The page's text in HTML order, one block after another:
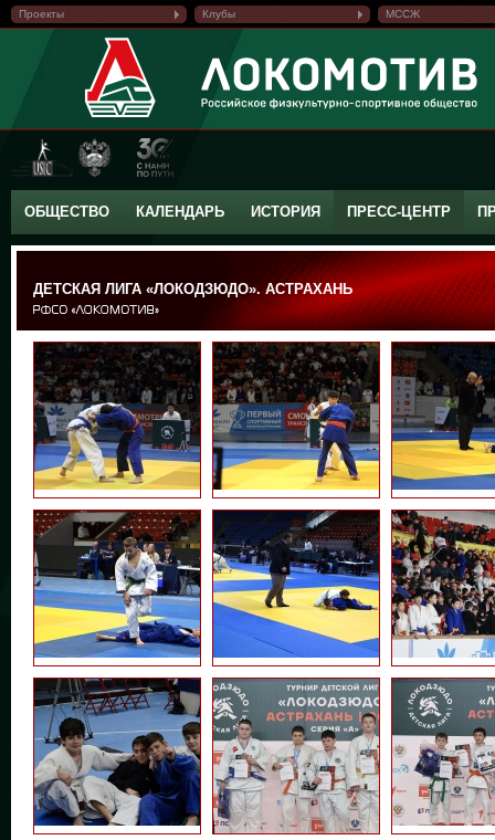
Проекты Клубы МССЖ
ОБЩЕСТВО КАЛЕНДАРЬ ИСТОРИЯ ПРЕСС-ЦЕНТР
ДЕТСКАЯ ЛИГА «ЛОКОДЗЮДО». АСТРАХАНЬ